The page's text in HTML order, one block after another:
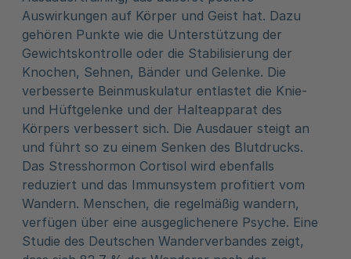
Auswirkungen auf Körper und Geist hat. Dazu
gehören Punkte wie die Unterstützung der
Gewichtskontrolle oder die Stabilisierung der
Knochen, Sehnen, Bänder und Gelenke. Die
verbesserte Beinmuskulatur entlastet die Knie-
und Hüftgelenke und der Halteapparat des
Körpers verbessert sich. Die Ausdauer steigt an
und führt so zu einem Senken des Blutdrucks.
Das Stresshormon Cortisol wird ebenfalls
reduziert und das Immunsystem profitiert vom
Wandern. Menschen, die regelmäßig wandern,
verfügen über eine ausgeglichenere Psyche. Eine
Studie des Deutschen Wanderverbandes zeigt,